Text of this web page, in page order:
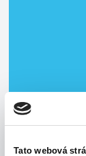
Tato webová